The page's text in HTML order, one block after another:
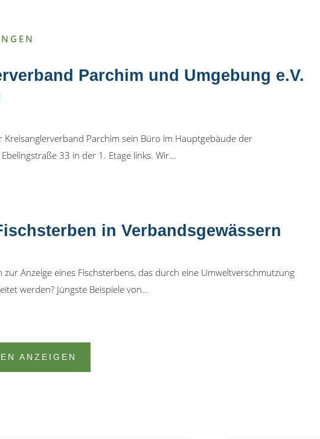
Parchim und Umgebung e.V.
Parchim sein Büro im Hauptgebäude der
33 in der 1. Etage links. Wir...
in Verbandsgewässern
zur Anzeige eines Fischsterbens, das durch eine Umweltverschmutzung
werden? Jüngste Beispiele von...
ANZEIGEN